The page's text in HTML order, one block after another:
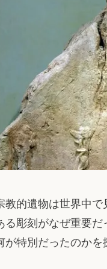
教的遺物は世界中
る彫刻がなぜ重要
が特別だったのかを